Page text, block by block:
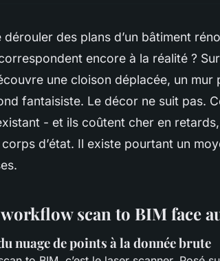
des plans d’un bâtiment
encore à la réalité ?
une cloison déplacée, un mur
fantaisiste. Le décor ne suit pas.
- et ils coûtent cher en
d’état. Il existe pourtant un
scan to BIM face
nuage de points à la donnée brute